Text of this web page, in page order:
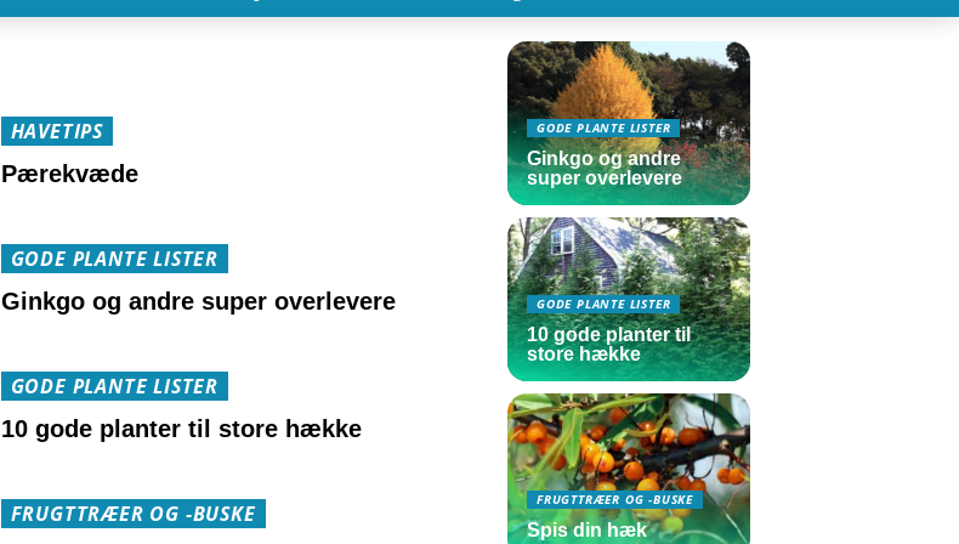
HAVETIPS
Pærekvæde
GODE PLANTE LISTER
Ginkgo og andre super overlevere
GODE PLANTE LISTER
10 gode planter til store hække
FRUGTTRÆER OG -BUSKE
GODE PLANTE LISTER
Ginkgo og andre
super overlevere
GODE PLANTE LISTER
10 gode planter til
store hække
FRUGTTRÆER OG -BUSKE
Spis din hæk